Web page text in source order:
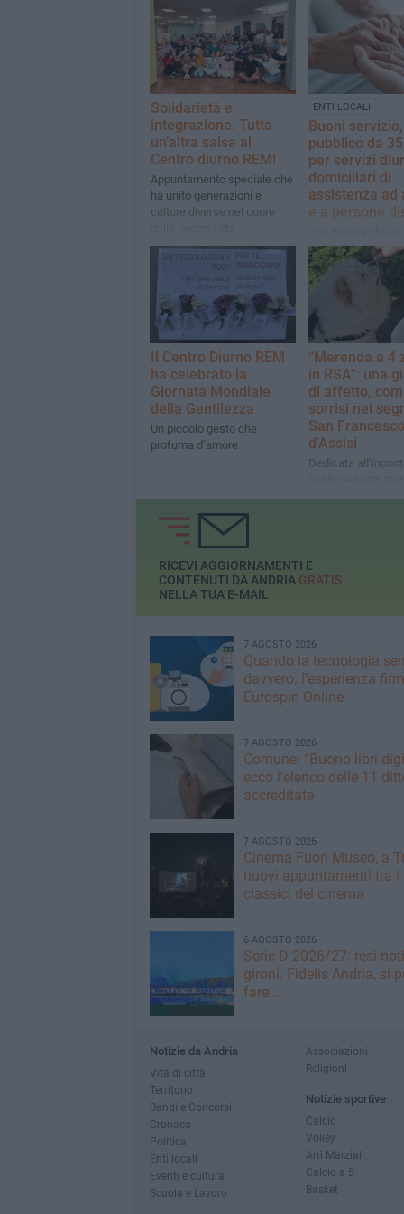
Solidarietà e
integrazione: Tutta
un’altra salsa al
Centro diurno REM!
Appuntamento speciale che
ha unito generazioni e
culture diverse nel cuore
ENTI LOCALI
Buoni
pubblico da
per servizi
domiciliari di
assistenza ad
e a persone
valore non soltanto
economico, ma
profondamente
Il Centro Diurno REM
ha celebrato la
Giornata Mondiale
della Gentilezza
Un piccolo gesto che
profuma d’amore
“Merenda a 4
in RSA”: una
di affetto,
sorrisi nel
San Francesco
d’Assisi
Dedicata
ospiti della
del territorio
RICEVI AGGIORNAMENTI E
CONTENUTI DA ANDRIA GRATIS
NELLA TUA E-MAIL
7 AGOSTO 2026
Quando la tecnologia
davvero: l’esperienza
Eurospin Online
7 AGOSTO 2026
Comune: “Buono libri
ecco l'elenco delle 11
accreditate
7 AGOSTO 2026
Cinema Fuori Museo, a
nuovi appuntamenti tra i
classici del cinema
6 AGOSTO 2026
Serie D 2026/27: resi
gironi. Fidelis Andria, si
fare...
Notizie da Andria
Vita di città
Territorio
Bandi e Concorsi
Cronaca
Politica
Enti locali
Eventi e cultura
Scuola e Lavoro
Associazioni
Religioni
Notizie sportive
Calcio
Volley
Arti Marziali
Calcio a 5
Basket